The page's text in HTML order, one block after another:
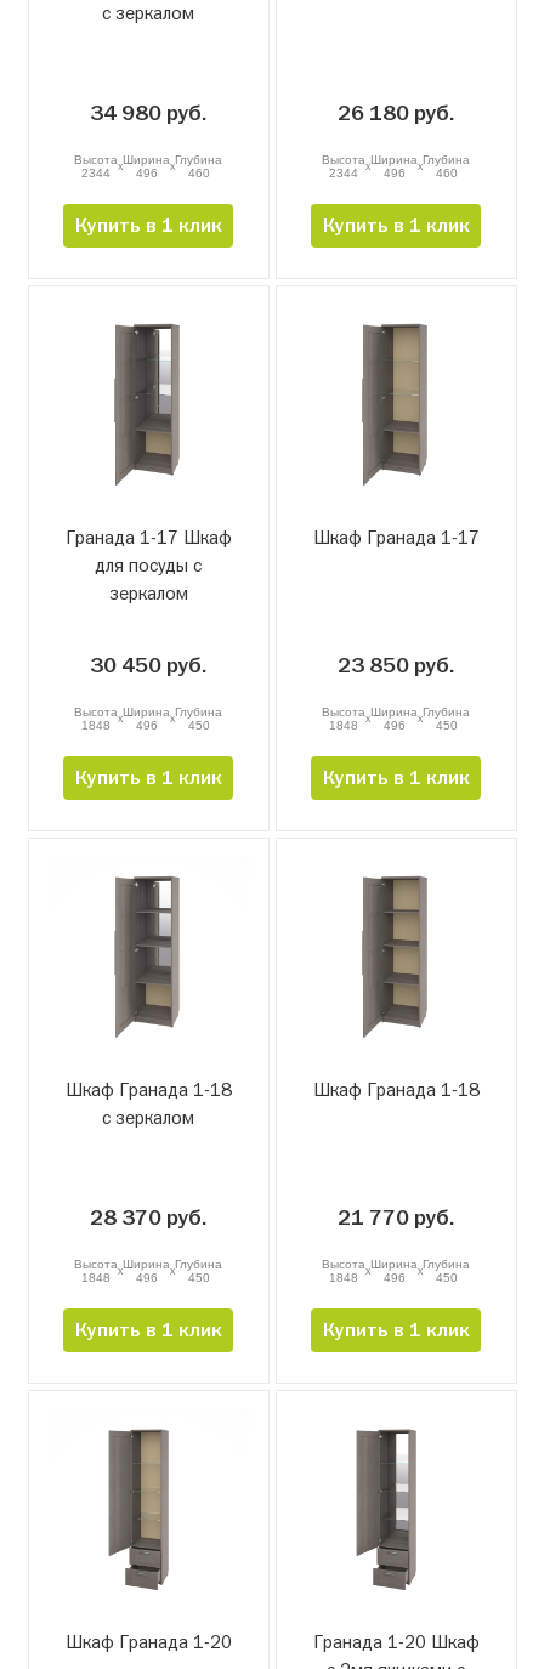
с зеркалом
34 980 руб.
Высота
2344
xШирина
496
xГлубина
460
Купить в 1 клик
26 180 руб.
Высота
2344
xШирина
496
xГлубина
460
Купить в 1 клик
Гранада 1-17 Шкаф
для посуды с
зеркалом
30 450 руб.
Высота
1848
xШирина
496
xГлубина
450
Купить в 1 клик
Шкаф Гранада 1-17
23 850 руб.
Высота
1848
xШирина
496
xГлубина
450
Купить в 1 клик
Шкаф Гранада 1-18
с зеркалом
28 370 руб.
Высота
1848
xШирина
496
xГлубина
450
Купить в 1 клик
Шкаф Гранада 1-18
21 770 руб.
Высота
1848
xШирина
496
xГлубина
450
Купить в 1 клик
Шкаф Гранада 1-20
Гранада 1-20 Шкаф